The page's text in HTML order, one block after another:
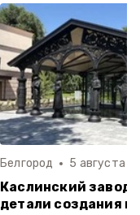
Белгород 5 августа ,
Каслинский завод
детали создания